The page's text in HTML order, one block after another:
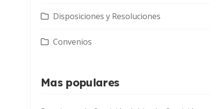
Disposiciones y Resoluciones
Convenios
Mas populares